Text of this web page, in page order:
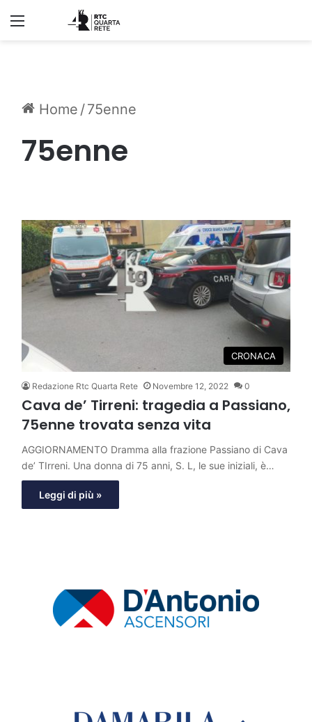
Home /75enne
75enne
CRONACA
Redazione Rtc Quarta Rete Novembre 12, 2022 0
Cava de’ Tirreni: tragedia a Passiano,
75enne trovata senza vita
AGGIORNAMENTO Dramma alla frazione Passiano di Cava
de’ TIrreni. Una donna di 75 anni, S. L, le sue iniziali, è…
Leggi di più »